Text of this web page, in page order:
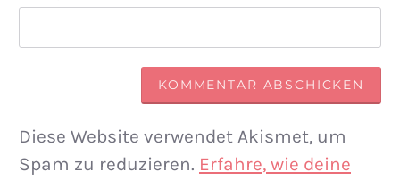
Diese Website verwendet Akismet, um
Spam zu reduzieren. Erfahre, wie deine